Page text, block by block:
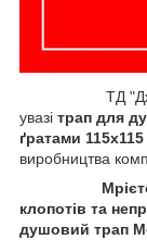
ТД "Джерела
увазі трап для
ґратами
виробництва
Мрієте про
клопотів та
душовий трап